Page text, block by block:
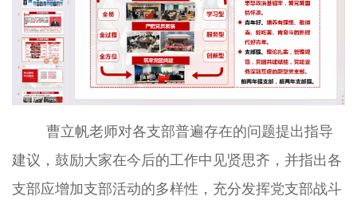
曹立帆老师对各支部普遍存在的问题提出指导
建议，鼓励大家在今后的工作中见贤思齐，并指出各
支部应增加支部活动的多样性，充分发挥党支部战斗